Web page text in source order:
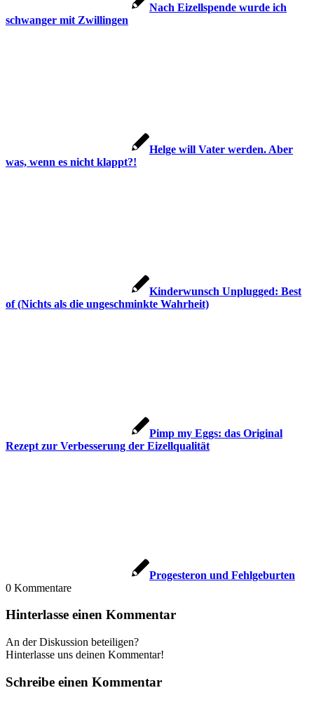
Nach Eizell­spen­de wur­de ich
schwan­ger mit Zwil­lin­gen
Hel­ge will Vater wer­den. Aber
was, wenn es nicht klappt?!
Kin­der­wunsch Unplug­ged: Best
of (Nichts als die unge­schmink­te Wahr­heit)
Pimp my Eggs: das Ori­gi­nal
Rezept zur Ver­bes­se­rung der Eizell­qua­li­tät
Pro­ges­te­ron und Fehl­ge­bur­ten
0 Kommentare
Hinterlasse einen Kommentar
An der Diskussion beteiligen?
Hinterlasse uns deinen Kommentar!
Schreibe einen Kommentar